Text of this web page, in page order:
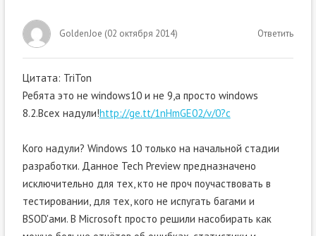
GoldenJoe (02 октября 2014) Ответить
Цитата: TriTon
Ребята это не windows10 и не 9,а просто windows
8.2.Всех надули!http://ge.tt/1nHmGE02/v/0?c
Кого надули? Windows 10 только на начальной стадии
разработки. Данное Tech Preview предназначено
исключительно для тех, кто не проч поучаствовать в
тестировании, для тех, кого не испугать багами и
BSOD'ами. В Microsoft просто решили насобирать как